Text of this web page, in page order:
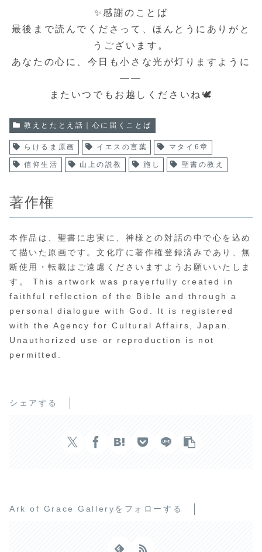
✨感謝のことば
最後まで読んでくださって、ほんとうにありがと
うございます。
あなたの心に、今日も小さな光が灯りますように
――
またいつでもお越しくださいね🕊️
教えとたとえ話｜心に届くことば
らけるま原画 イエスの言葉 マタイ6章
信仰生活 山上の説教 施し 聖書の教え
著作権
本作品は、聖書に忠実に、神様との対話の中で心を込め
て描いた原画です。文化庁に著作権登録済みであり、無
断使用・転載はご遠慮くださいますようお願いいたしま
す。 This artwork was prayerfully created in
faithful reflection of the Bible and through a
personal dialogue with God. It is registered
with the Agency for Cultural Affairs, Japan.
Unauthorized use or reproduction is not
permitted.
シェアする
Ark of Grace Galleryをフォローする